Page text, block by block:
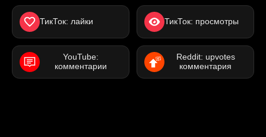
ТикТок: лайки ТикТок: просмотры
YouTube:
комментарии
Reddit: upvotes
комментария